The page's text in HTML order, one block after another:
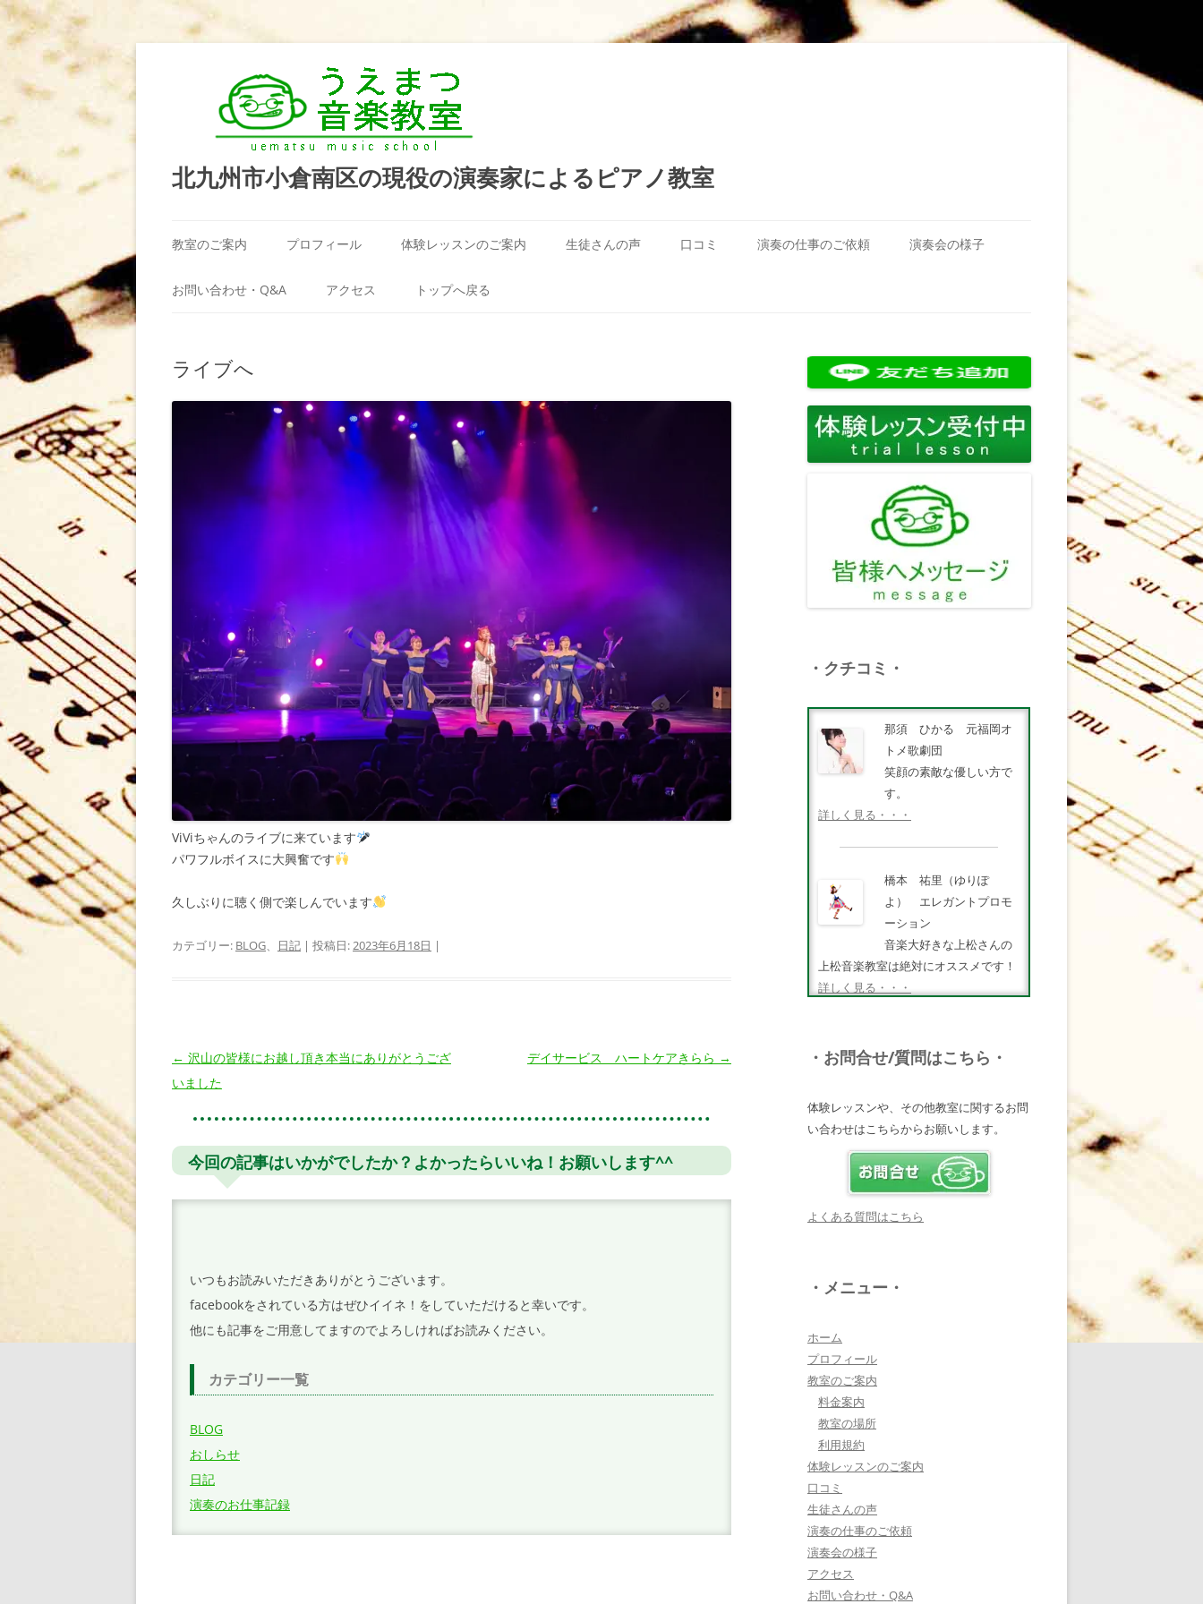
北九州市小倉南区の現役の演奏家によるピアノ教室
ン
テ
教室のご案内
うえまつ音楽教室が選ばれる理由
プロフィール 体験レッスンのご案内 生徒さんの声 口コミ 演奏の仕事のご依頼 演奏会の様子
お問い合わせ・Q&A アクセス トップへ戻る
ライブへ
ViViちゃんのライブに来ています
パワフルボイスに大興奮です
久しぶりに聴く側で楽しんでいます
カテゴリー: BLOG、 日記 | 投稿日:2023年6月18日 |
投
稿
ゲ
← 沢山の皆様にお越し頂き本当にありがとうござ
いました
デイサービス ハートケアきらら →
今回の記事はいかがでしたか？よかったらいいね！お願いします^^
いつもお読みいただきありがとうございます。
facebookをされている方はぜひイイネ！をしていただけると幸いです。
他にも記事をご用意してますのでよろしければお読みください。
カテゴリー一覧
BLOG
おしらせ
日記
演奏のお仕事記録
・クチコミ・
那須 ひかる 元福岡オ
トメ歌劇団
笑顔の素敵な優しい方で
す。
詳しく見る・・・
橋本 祐里（ゆりぽ
よ） エレガントプロモ
ーション
音楽大好きな上松さんの
上松音楽教室は絶対にオススメです！
詳しく見る・・・
FMキタQ.ラジオパーソナ
知識が豊富で頼りになる
超おすすめしたい人です♪
詳しく見る・・・
電子オルガンプレーヤ
ともっともっと音楽大好
詳しく見る・・・
事。
保護者の方が指導者に求めることは…
詳しく見る・・・
上松さんとは、ラジオで
・お問合せ/質問はこちら・
体験レッスンや、その他教室に関するお問
い合わせはこちらからお願いします。
よくある質問はこちら
・メニュー・
ホーム
プロフィール
教室のご案内
料金案内
教室の場所
利用規約
体験レッスンのご案内
口コミ
生徒さんの声
演奏の仕事のご依頼
演奏会の様子
アクセス
お問い合わせ・Q&A